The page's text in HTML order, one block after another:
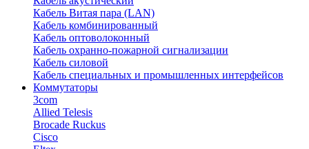
Кабель Витая пара (LAN)
Кабель комбинированный
Кабель оптоволоконный
Кабель охранно-пожарной сигнализации
Кабель силовой
Кабель специальных и промышленных интерфейсов
Коммутаторы
3com
Allied Telesis
Brocade Ruckus
Cisco